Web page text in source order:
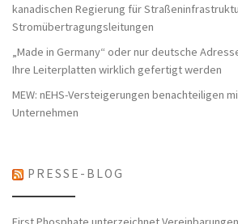
kanadischen Regierung für
Stromübertragungsleitungen
„Made in Germany“ oder nur deutsche
Ihre Leiterplatten wirklich gefertigt werden
MEW: nEHS-Versteigerungen benachteiligen
Unternehmen
PRESSE-BLOG